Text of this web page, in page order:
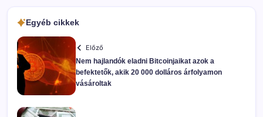
Egyéb cikkek
Előző
Nem hajlandók eladni Bitcoinjaikat azok a
befektetők, akik 20 000 dolláros árfolyamon
vásároltak